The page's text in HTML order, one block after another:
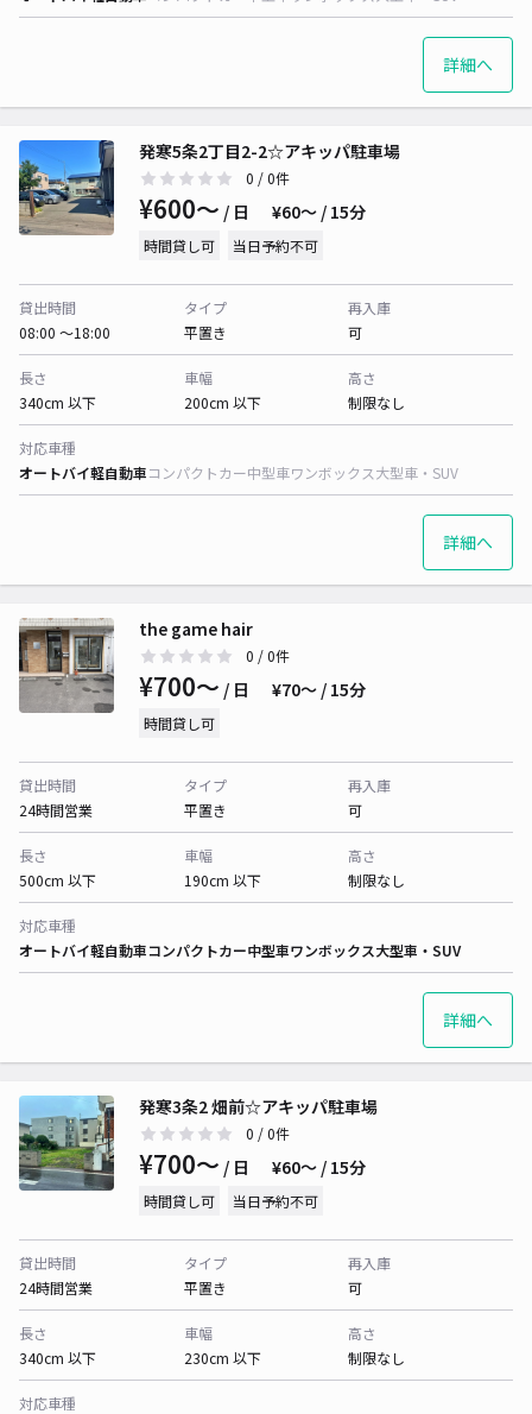
詳細へ
発寒5条2丁目2-2☆アキッパ駐車場
0 / 0件
¥600〜 / 日 ¥60〜 / 15分
時間貸し可 当日予約不可
貸出時間
08:00 〜18:00
タイプ
平置き
再入庫
可
長さ
340cm 以下
車幅
200cm 以下
高さ
制限なし
対応車種
オートバイ軽自動車コンパクトカー中型車ワンボックス大型車・SUV
詳細へ
the game hair
0 / 0件
¥700〜 / 日 ¥70〜 / 15分
時間貸し可
貸出時間
24時間営業
タイプ
平置き
再入庫
可
長さ
500cm 以下
車幅
190cm 以下
高さ
制限なし
対応車種
オートバイ軽自動車コンパクトカー中型車ワンボックス大型車・SUV
詳細へ
発寒3条2 畑前☆アキッパ駐車場
0 / 0件
¥700〜 / 日 ¥60〜 / 15分
時間貸し可 当日予約不可
貸出時間
24時間営業
タイプ
平置き
再入庫
可
長さ
340cm 以下
車幅
230cm 以下
高さ
制限なし
対応車種